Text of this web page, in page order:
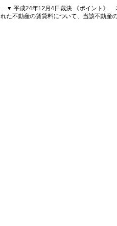
... ▼ 平成24年12月4日裁決 《ポイント》
れた不動産の賃貸料について、当該不動産